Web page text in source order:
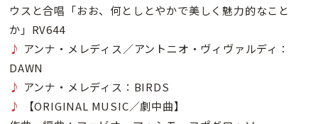
ウスと合唱「おお、何としとやかで美しく魅力的なこと
か」RV644
♪ アンナ・メレディス／アントニオ・ヴィヴァルディ：
DAWN
♪ アンナ・メレディス：BIRDS
♪
【ORIGINAL MUSIC／劇中曲】